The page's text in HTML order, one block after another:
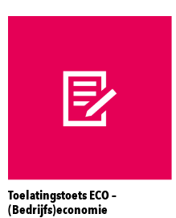
Toelatingstoets ECO –
(Bedrijfs)economie